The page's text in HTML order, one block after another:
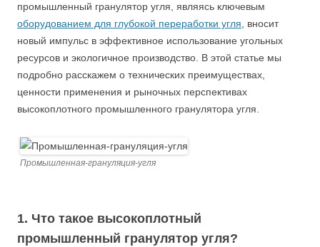
промышленный гранулятор угля, являясь ключевым
оборудованием для глубокой переработки угля , вносит
новый импульс в эффективное использование угольных
ресурсов и экологичное производство. В этой статье мы
подробно расскажем о технических преимуществах,
ценности применения и рыночных перспективах
высокоплотного промышленного гранулятора угля.
Промышленная-грануляция-угля
1. Что такое высокоплотный
промышленный гранулятор угля?